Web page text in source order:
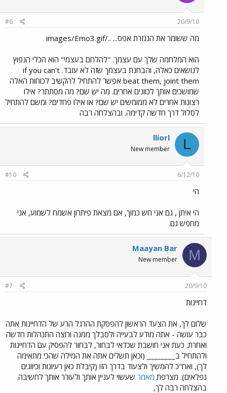
20/9/10
#6
מה ששומר את הנגזרת אפס... ../images/Emo3.gif
הוא המלחמה שלך עם עצמך. "להלחם בעצמי" הוא הכלי הנפוץ
לנושאים כאלה, והבחנת בעצמך שזה לא עובד. if you can't
beat them, joint them אפשר להתחיל להקשיב לכוחות האלה
שמושכים אותך לכוונים אחרים. מה יש שם? מה מסתתר? אילו
רצונות אחרים לא ממומשים יש שם? או אילו פחדים? ומשם להתחיל
לסלול דרך חדשה קדימה. ובהצלחה רבה
L
lliorl
New member
6/12/10
#10
הי
הי איתן , גם אני חש כמוך, אם מצאת פיתרון אשמח לשמוע, אני
מחפש גם.
M
Maayan Bar
New member
20/9/10
#7
דחיינות
שלום לך, את הצעד הראשון להפסקת ההרגל הרע של הדחיינות אתה
כבר עושה - אתה מודע לבעייה ולסבלך ממנה ורוצה התנהלות חדשה
ואחרת. כעת אני חושבת שכדאי לבחור, לבחור להפסיק עם הדחיינות
ולהתחיל ב________ (וכאן תשלים אתה את המילה שהכי מתאימה
לך), ואח"כ להמשיך ולצעוד בדרך הזו (קיבלת כאן רעיונות וכיוונים
נפלאים). מצרפת מאמר שעשוי לעניין אותך ולעורר אותך לחשיבה.
בהצלחה רבה לך,